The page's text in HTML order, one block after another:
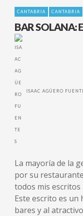
CANTABRIA CANTABRIA
BAR SOLANA:
ISAAC AGÜERO
La mayoría de la
por su
todos mis
Este escrito es un
bares y al